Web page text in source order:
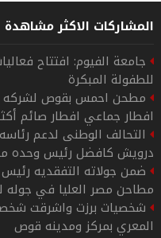
المشاركات الاكثر مشاهدة
جامعة الفيوم: افتتاح
للطفولة المبكرة
مطحن احمس بقوص لشركه
افطار جماعي افطار صائم أكثر من
التحالف الوطنى لدعم
درويش كافضل رئيس وحده
ضمن جولاته التفقديه رئيس
مطاحن مصر العليا في
شخصيات برزت واشرقت
المعري بمركز ومدينه قوص